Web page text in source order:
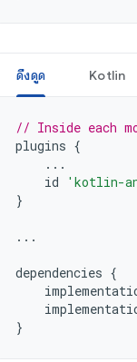
ดึงดูด Kotlin
// Inside each
plugins {
...
id
'kotlin-
}
...
dependencies {
}